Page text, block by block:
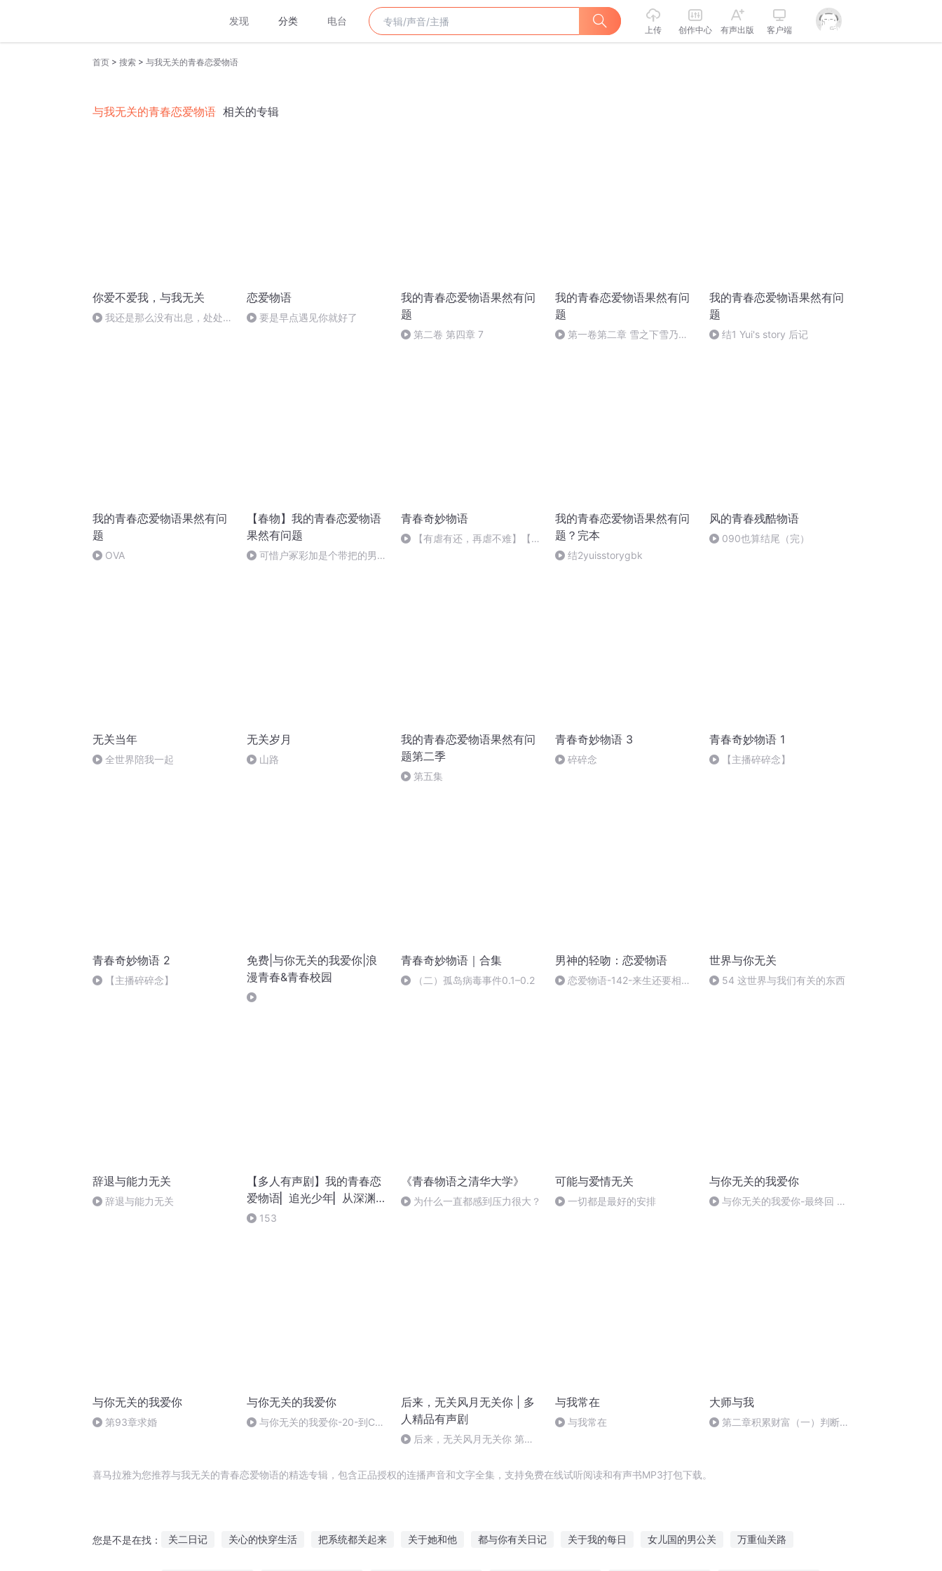
发现 分类 电台
上传 创作中心 有声出版 客户端
首页 > 搜索 > 与我无关的青春恋爱物语
与我无关的青春恋爱物语 相关的专辑
你爱不爱我，与我无关
我还是那么没有出息，处处留
恋爱物语
要是早点遇见你就好了
我的青春恋爱物语果然有问
题
第二卷 第四章 7
我的青春恋爱物语果然有问
题
第一卷第二章 雪之下雪乃无
我的青春恋爱物语果然有问
题
结1 Yui's story 后记
我的青春恋爱物语果然有问
题
OVA
【春物】我的青春恋爱物语
果然有问题
可惜户冢彩加是个带把的男儿
青春奇妙物语
【有虐有还，再虐不难】【好
我的青春恋爱物语果然有问
题？完本
结2yuisstorygbk
风的青春残酷物语
090也算结尾（完）
无关当年
全世界陪我一起
无关岁月
山路
我的青春恋爱物语果然有问
题第二季
第五集
青春奇妙物语 3
碎碎念
青春奇妙物语 1
【主播碎碎念】
青春奇妙物语 2
【主播碎碎念】
免费|与你无关的我爱你|浪
漫青春&青春校园
青春奇妙物语｜合集
（二）孤岛病毒事件0.1–0.2
男神的轻吻：恋爱物语
恋爱物语-142-来生还要相爱
世界与你无关
54 这世界与我们有关的东西
辞退与能力无关
辞退与能力无关
【多人有声剧】我的青春恋
爱物语▏追光少年▏从深渊到
山顶的逆袭青春▏
153
《青春物语之清华大学》
为什么一直都感到压力很大？
可能与爱情无关
一切都是最好的安排
与你无关的我爱你
与你无关的我爱你-最终回 94
与你无关的我爱你
第93章求婚
与你无关的我爱你
与你无关的我爱你-20-到C市
后来，无关风月无关你 | 多
人精品有声剧
后来，无关风月无关你 第
新）
与我常在
与我常在
大师与我
第二章积累财富（一）判断力
喜马拉雅为您推荐与我无关的青春恋爱物语的精选专辑，包含正品授权的连播声音和文字全集，支持免费在线试听阅读和有声书MP3打包下载。
您是不是在找： 关二日记 关心的快穿生活 把系统都关起来 关于她和他 都与你有关日记 关于我的每日 女儿国的男公关 万重仙关路